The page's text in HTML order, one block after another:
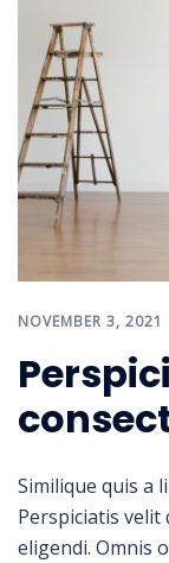
NOVEMBER 3, 2021
Similique quis a
Perspiciatis
eligendi. Omnis